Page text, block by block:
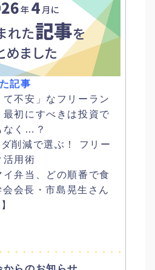
記事
不安」なフリーラン
最初にすべきは投資で
なく…？
削減で選ぶ！ フリー
活用術
弁当、どの順番で食
会長・市島晃生さん